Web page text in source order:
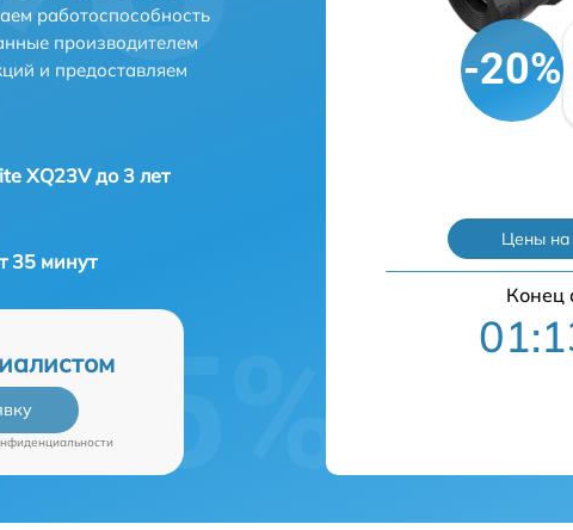
работоспособность
производителем
и предоставляем
XQ23V до 3 лет
35 минут
-20%
Цены на
Конец